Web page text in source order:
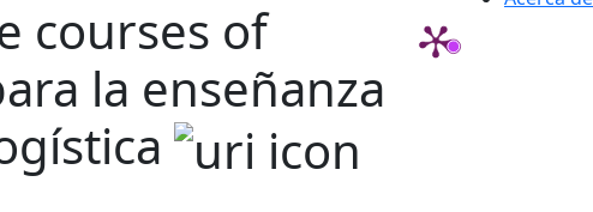
courses of
la enseñanza